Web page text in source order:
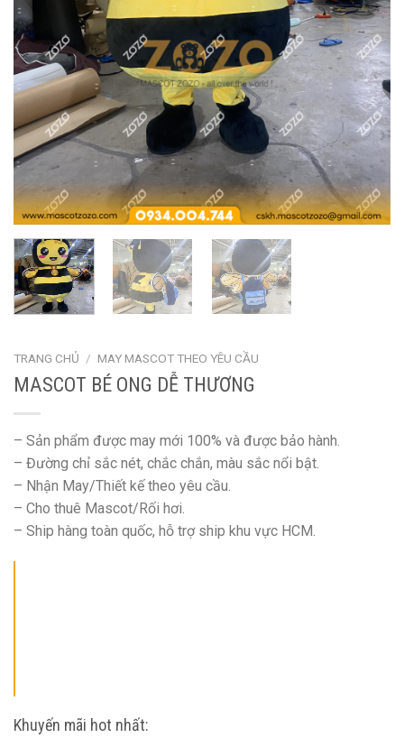
TRANG CHỦ / MAY MASCOT THEO YÊU CẦU
MASCOT BÉ ONG DỄ THƯƠNG
– Sản phẩm được may mới 100% và được bảo hành.
– Đường chỉ sắc nét, chắc chắn, màu sắc nổi bật.
– Nhận May/Thiết kế theo yêu cầu.
– Cho thuê Mascot/Rối hơi.
– Ship hàng toàn quốc, hỗ trợ ship khu vực HCM.
Khuyến mãi hot nhất: